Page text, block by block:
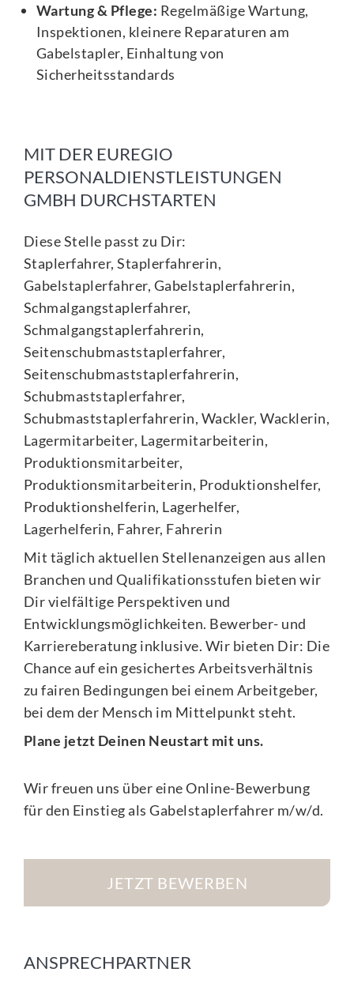
Wartung & Pflege: Regelmäßige Wartung,
Inspektionen, kleinere Reparaturen am
Gabelstapler, Einhaltung von
Sicherheitsstandards
MIT DER EUREGIO
PERSONALDIENSTLEISTUNGEN
GMBH DURCHSTARTEN
Diese Stelle passt zu Dir:
Staplerfahrer, Staplerfahrerin,
Gabelstaplerfahrer, Gabelstaplerfahrerin,
Schmalgangstaplerfahrer,
Schmalgangstaplerfahrerin,
Seitenschubmaststaplerfahrer,
Seitenschubmaststaplerfahrerin,
Schubmaststaplerfahrer,
Schubmaststaplerfahrerin, Wackler, Wacklerin,
Lagermitarbeiter, Lagermitarbeiterin,
Produktionsmitarbeiter,
Produktionsmitarbeiterin, Produktionshelfer,
Produktionshelferin, Lagerhelfer,
Lagerhelferin, Fahrer, Fahrerin
Mit täglich aktuellen Stellenanzeigen aus allen
Branchen und Qualifikationsstufen bieten wir
Dir vielfältige Perspektiven und
Entwicklungsmöglichkeiten. Bewerber- und
Karriereberatung inklusive. Wir bieten Dir: Die
Chance auf ein gesichertes Arbeitsverhältnis
zu fairen Bedingungen bei einem Arbeitgeber,
bei dem der Mensch im Mittelpunkt steht.
Plane jetzt Deinen Neustart mit uns.
Wir freuen uns über eine Online-Bewerbung
für den Einstieg als Gabelstaplerfahrer m/w/d.
JETZT BEWERBEN
ANSPRECHPARTNER